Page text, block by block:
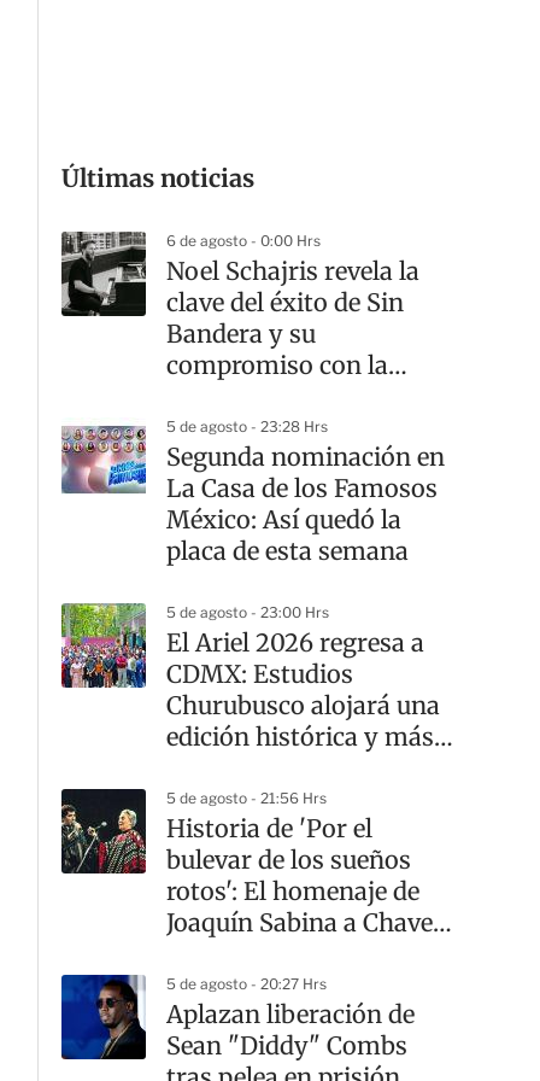
Últimas noticias
6 de agosto - 0:00 Hrs
Noel Schajris revela la
clave del éxito de Sin
Bandera y su
compromiso con la
5 de agosto - 23:28 Hrs
Segunda nominación en
La Casa de los Famosos
México: Así quedó la
placa de esta semana
5 de agosto - 23:00 Hrs
El Ariel 2026 regresa a
CDMX: Estudios
Churubusco alojará una
edición histórica y más
5 de agosto - 21:56 Hrs
Historia de 'Por el
bulevar de los sueños
rotos': El homenaje de
Joaquín Sabina a Chavela
5 de agosto - 20:27 Hrs
Aplazan liberación de
Sean "Diddy" Combs